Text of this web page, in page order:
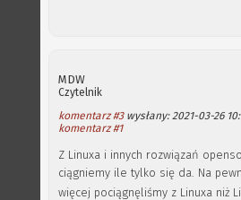
MDW
Czytelnik
komentarz #3wysłany: 2021-03-26
komentarz #1
Z Linuxa i innych rozwiązań
ciągniemy ile tylko się da. Na
więcej pociągnęliśmy z Linuxa niż